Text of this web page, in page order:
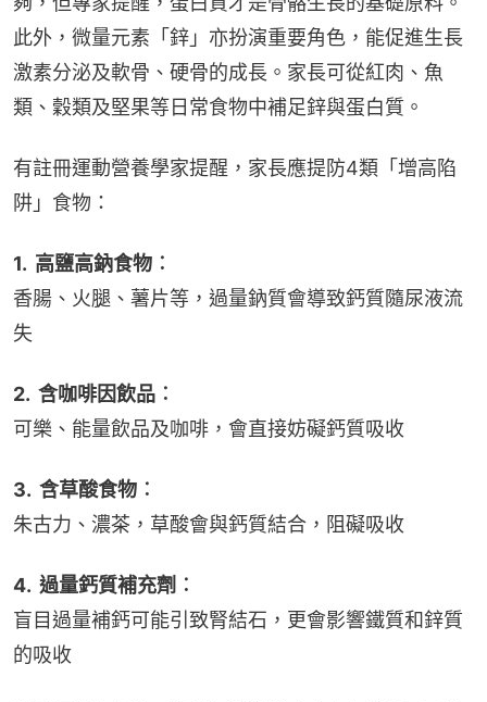
此外，微量元素「鋅」亦扮演重要角色，能促進生長
激素分泌及軟骨、硬骨的成長。家長可從紅肉、魚
類、穀類及堅果等日常食物中補足鋅與蛋白質。
有註冊運動營養學家提醒，家長應提防4類「增高陷
阱」食物：
1.  高鹽高鈉食物︰
香腸、火腿、薯片等，過量鈉質會導致鈣質隨尿液流
失
2.  含咖啡因飲品︰
可樂、能量飲品及咖啡，會直接妨礙鈣質吸收
3.  含草酸食物︰
朱古力、濃茶，草酸會與鈣質結合，阻礙吸收
4.  過量鈣質補充劑︰
盲目過量補鈣可能引致腎結石，更會影響鐵質和鋅質
的吸收